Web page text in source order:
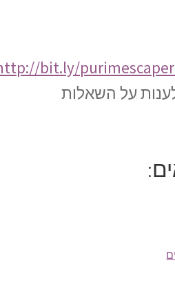
bit.ly/
על השאלות